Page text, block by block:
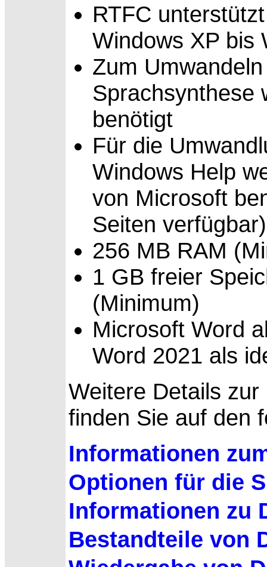
RTFC
Windows XP bis
Zum
Sprachsynthese
benötigt
Für die
Windows Help
von Microsoft
Seiten verfügbar)
256 MB RAM
1 GB freier
(Minimum)
Microsoft Word
Word 2021 als
Weitere Details
finden Sie auf den
Informationen
Optionen für die
Informationen zu
Bestandteile von